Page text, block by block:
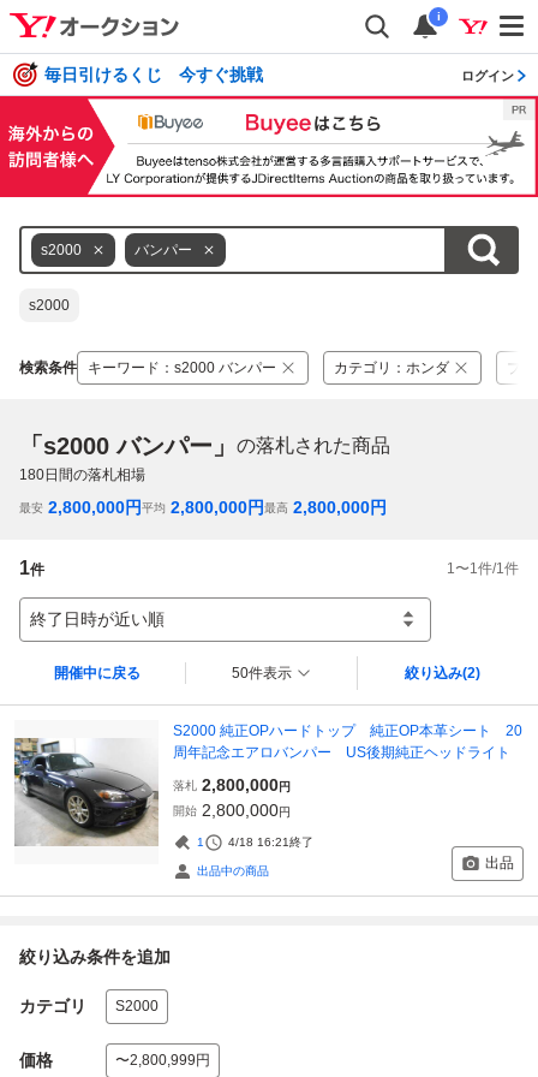
i
毎日引けるくじ 今すぐ挑戦 ログイン
s2000 バンパー
s2000
検索条件 キーワード ： s2000 バンパー カテゴリ ： ホンダ ブ
「s2000 バンパー」 の落札された商品
180日間の落札相場
最安 2,800,000円平均 2,800,000円最高 2,800,000円
1件 1 〜1 件/1 件
終了日時が近い順
開催中に戻る 50件表示 絞り込み(2)
S2000 純正OPハードトップ 純正OP本革シート 20
周年記念エアロバンパー US後期純正ヘッドライト
落札 2,800,000円
開始 2,800,000円
1 4/18 16:21終了
出品中の商品 出品
絞り込み条件を追加
カテゴリ S2000
価格 〜2,800,999円